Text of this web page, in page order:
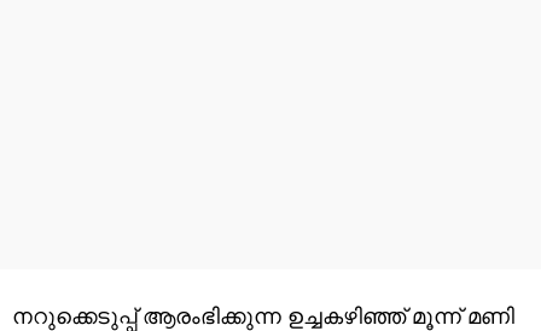
നറുക്കെടുപ്പ് ആരംഭിക്കുന്ന ഉച്ചകഴിഞ്ഞ് മൂന്ന് മണി